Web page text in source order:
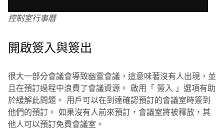
控制室行事曆
開啟簽入與簽出
很大一部分會議會導致幽靈會議，這意味著沒有人出現，並
且在預訂過程中浪費了會議資源。 啟用「 簽入 」選項有助
於緩解此問題。 用戶可以在到達確認預訂的會議室時簽到
他們的預訂。 如果沒有人前來預訂，會議室將被釋放，其
他人可以預訂免費會議室。